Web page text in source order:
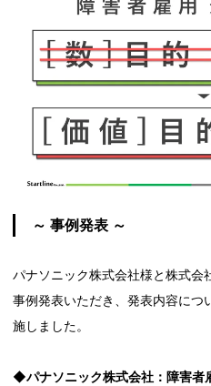
～ 事例発表 ～
パナソニック株式会社様と株式会
事例発表いただき、発表内容につ
施しました。
◆パナソニック株式会社：障害者